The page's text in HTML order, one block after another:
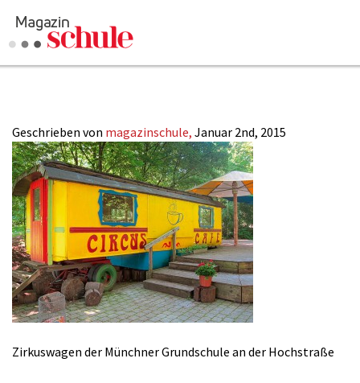
Online-Magazin
Newsletter
Mediadaten
Kontakt
Impressum
Kommentieren
Abonnieren
Anmelden
Geschrieben von magazinschule, Januar 2nd, 2015
Zirkuswagen der Münchner Grundschule an der Hochstraße